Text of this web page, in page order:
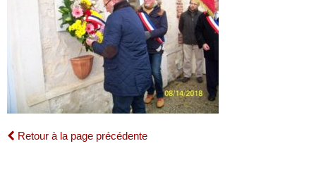
Retour à la page précédente